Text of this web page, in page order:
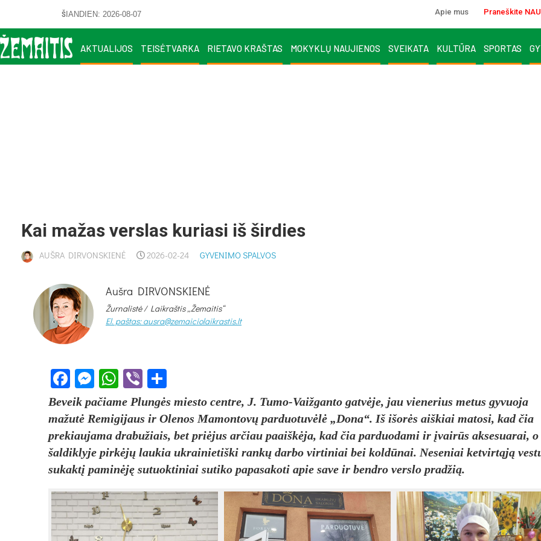
ŠIANDIEN: 2026-08-07 Apie mus Praneškite
AKTUALIJOS TEISĖTVARKA RIETAVO KRAŠTAS MOKYKLŲ NAUJIENOS SVEIKATA KULTŪRA SPORTAS
Kai mažas verslas kuriasi iš širdies
AUŠRA DIRVONSKIENĖ 2026-02-24 GYVENIMO SPALVOS
Aušra DIRVONSKIENĖ
Žurnalistė / Laikraštis „Žemaitis“
El. paštas: ausra@zemaiciolaikrastis.lt
Facebook
Messenger
WhatsApp
Viber
Beveik pačiame Plungės miesto centre, J. Tumo-Vaižganto gatvėje, jau vienerius metus gyvuoja
mažutė Remigijaus ir Olenos Mamontovų parduotuvėlė „Dona“. Iš išorės aiškiai matosi, kad čia
prekiaujama drabužiais, bet priėjus arčiau paaiškėja, kad čia parduodami ir įvairūs aksesuarai, o
šaldiklyje pirkėjų laukia ukrainietiški rankų darbo virtiniai bei koldūnai. Neseniai ketvirtąją
sukaktį paminėję sutuoktiniai sutiko papasakoti apie save ir bendro verslo pradžią.